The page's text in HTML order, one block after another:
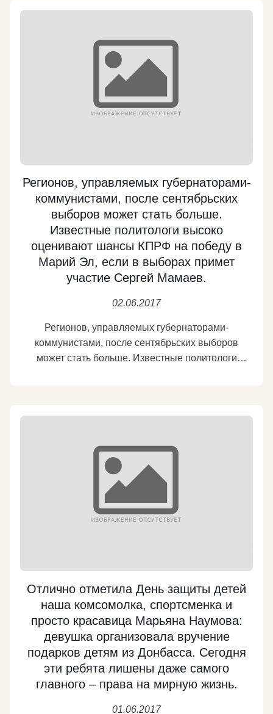
Регионов, управляемых губернаторами-
коммунистами, после сентябрьских
выборов может стать больше.
Известные политологи высоко
оценивают шансы КПРФ на победу в
Марий Эл, если в выборах примет
участие Сергей Мамаев.
02.06.2017
Регионов, управляемых губернаторами-
коммунистами, после сентябрьских выборов
может стать больше. Известные политологи
действующему губернатору-единороссу Леониду
Маркелову пришлось включить административную
машину на полную мощность, чтобы не допустить
второго тура. Наверное, войдет в историю
выборов широко разошедшийся по интернету
коммунист Сергей Мамаев в течение года
добивался привлечения губернатора к ответу за
коррупцию. И вот Маркелов под следствием, сидит
в Лефортово.
https://kprf.ru/activity/elections/165890.html
Подробнее
Отлично отметила День защиты детей
наша комсомолка, спортсменка и
просто красавица Марьяна Наумова:
девушка организовала вручение
подарков детям из Донбасса. Сегодня
эти ребята лишены даже самого
главного – права на мирную жизнь.
01.06.2017